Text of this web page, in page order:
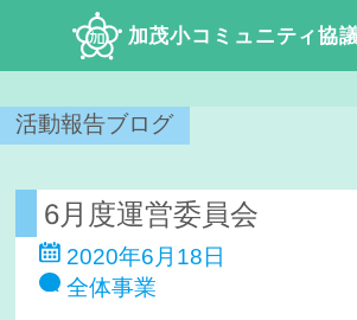
加茂小コミュニティ協
活動報告ブログ
6月度運営委員会
2020年6月18日
全体事業